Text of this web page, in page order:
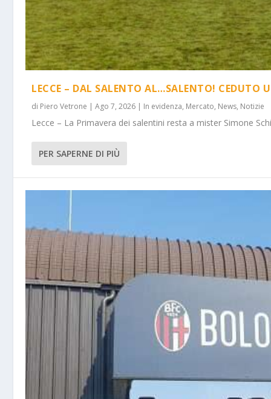
LECCE – DAL SALENTO AL…SALENTO! CEDUTO
di Piero Vetrone |Ago 7, 2026 | In evidenza, Mercato, News, Notizie
Lecce – La Primavera dei salentini resta a mister Simone
PER SAPERNE DI PIÙ